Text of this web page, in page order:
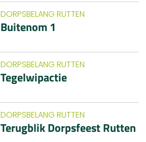
DORPSBELANG RUTTEN
Buitenom 1
DORPSBELANG RUTTEN
Tegelwipactie
DORPSBELANG RUTTEN
Terugblik Dorpsfeest Rutten